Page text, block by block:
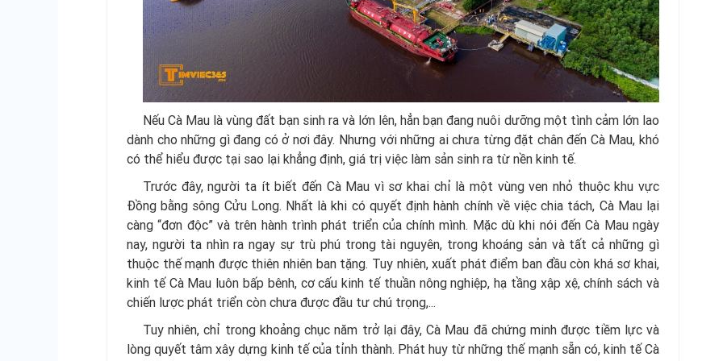
Nếu Cà Mau là vùng đất bạn sinh ra và lớn lên, hẳn bạn đang nuôi dưỡng một tình cảm lớn lao
dành cho những gì đang có ở nơi đây. Nhưng với những ai chưa từng đặt chân đến Cà Mau, khó
có thể hiểu được tại sao lại khẳng định, giá trị việc làm sản sinh ra từ nền kinh tế.
Trước đây, người ta ít biết đến Cà Mau vì sơ khai chỉ là một vùng ven nhỏ thuộc khu vực
Đồng bằng sông Cửu Long. Nhất là khi có quyết định hành chính về việc chia tách, Cà Mau lại
càng “đơn độc” và trên hành trình phát triển của chính mình. Mặc dù khi nói đến Cà Mau ngày
nay, người ta nhìn ra ngay sự trù phú trong tài nguyên, trong khoáng sản và tất cả những gì
thuộc thế mạnh được thiên nhiên ban tặng. Tuy nhiên, xuất phát điểm ban đầu còn khá sơ khai,
kinh tế Cà Mau luôn bấp bênh, cơ cấu kinh tế thuần nông nghiệp, hạ tầng xập xệ, chính sách và
chiến lược phát triển còn chưa được đầu tư chú trọng,...
Tuy nhiên, chỉ trong khoảng chục năm trở lại đây, Cà Mau đã chứng minh được tiềm lực và
lòng quyết tâm xây dựng kinh tế của tỉnh thành. Phát huy từ những thế mạnh sẵn có, kinh tế Cà